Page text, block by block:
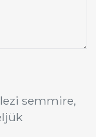
semmire,